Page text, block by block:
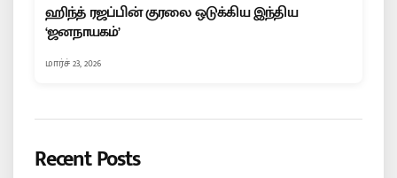
ஹிந்த் ரஜப்பின் குரலை ஒடுக்கிய இந்திய
‘ஜனநாயகம்’
மார்ச் 23, 2026
Recent Posts